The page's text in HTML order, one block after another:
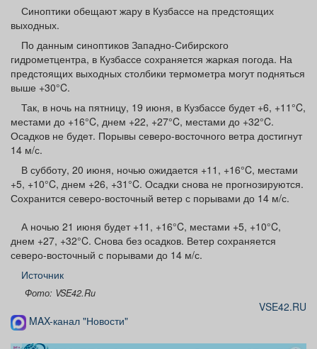
Афиша Обучение Проекты
Товары
ТВ программа Я - пенсионер
Синоптики обещают жару в Кузбассе на предстоящих
выходных.
По данным синоптиков Западно-Сибирского
гидрометцентра, в Кузбассе сохраняется жаркая погода. На
предстоящих выходных столбики термометра могут подняться
выше +30°C.
Так, в ночь на пятницу, 19 июня, в Кузбассе будет +6, +11°C,
местами до +16°C, днем +22, +27°C, местами до +32°C.
Осадков не будет. Порывы северо-восточного ветра достигнут
14 м/с.
В субботу, 20 июня, ночью ожидается +11, +16°C, местами
+5, +10°C, днем +26, +31°C. Осадки снова не прогнозируются.
Сохранится северо-восточный ветер с порывами до 14 м/с.
А ночью 21 июня будет +11, +16°C, местами +5, +10°C,
днем +27, +32°C. Снова без осадков. Ветер сохраняется
северо-восточный с порывами до 14 м/с.
Источник
Фото: VSE42.Ru
VSE42.RU
MAX-канал "Новости"